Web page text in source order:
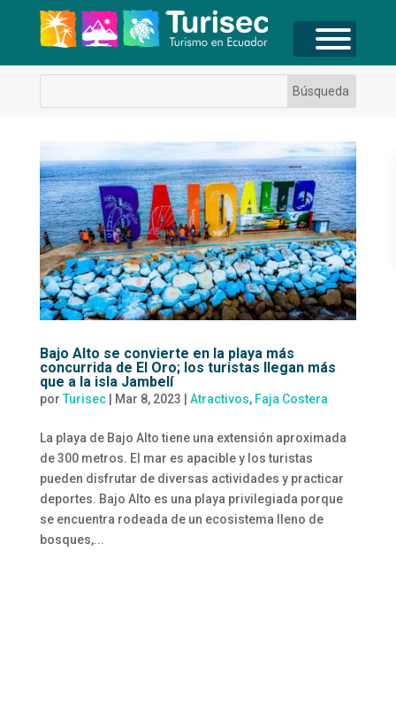
Bajo Alto se convierte en la playa más
concurrida de El Oro; los turistas llegan más
que a la isla Jambelí
por Turisec| Mar 8, 2023 | Atractivos, Faja Costera
La playa de Bajo Alto tiene una extensión aproximada
de 300 metros. El mar es apacible y los turistas
pueden disfrutar de diversas actividades y practicar
deportes. Bajo Alto es una playa privilegiada porque
se encuentra rodeada de un ecosistema lleno de
bosques,...